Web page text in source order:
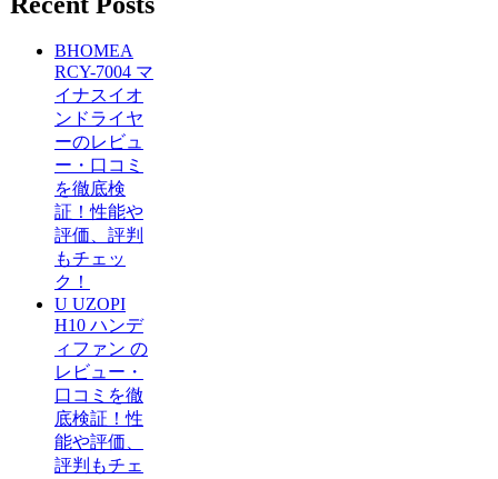
BHOMEA
RCY-7004 マ
イナスイオ
ンドライヤ
ーのレビュ
ー・口コミ
を徹底検
証！性能や
評価、評判
もチェッ
ク！
U UZOPI
H10 ハンデ
ィファン の
レビュー・
口コミを徹
底検証！性
能や評価、
評判もチェ